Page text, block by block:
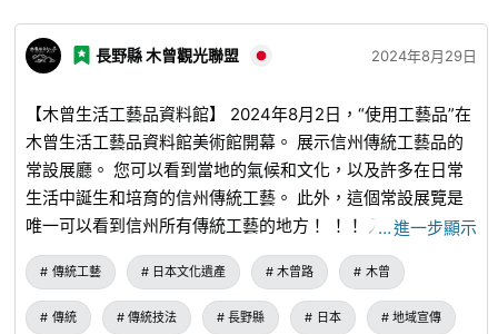
Toseishawww.echizenyaki.com
●Furaigama / 大谷 大谷出生在當地的越前町（原宮崎村內）
家。 他的目標是創作有趣且使用起來輕鬆的作品，他帶有動
物圖案的可愛作品也很引人注目。 關於富賴窯
www.echizenyaki.com... www.instagram.com...●日向工房
日向先生 日向先生從越前陶藝的實習生走上了越前陶藝的道
路，至今仍被鼓勵培養下一代。 越前陶器往往給人一種樸素
的印象，它正在努力製作色彩鮮豔的釉料，以盡可能吸引年輕
人和城市人的注意。 關於日向工房www.echizenyaki.com
●苗窯（Mishogama），新藤先生 在大學學習藝術時，我想
長野縣 木曾觀光聯盟 2024年8月29日
【木曾生活工藝品資料館】 2024年8月2日，“使用工藝品”在
木曾生活工藝品資料館美術館開幕。 展示信州傳統工藝品的
常設展廳。 您可以看到當地的氣候和文化，以及許多在日常
生活中誕生和培育的信州傳統工藝。 此外，這個常設展覽是
唯一可以看到信州所有傳統工藝的地方！ ！！ 入場免費，所
以請嘗試😊信州的傳統工藝品 “木曾生活工藝品資料館” 位
址： 2272-7 Kiso Hirasawa， Shiojiri-shi， Nagano 電
話：TEL. 0264-34-3888
…進一步顯示
傳統工藝 日本文化遺產 木曾路 木曾
傳統 傳統技法 長野縣 日本 地域宣傳